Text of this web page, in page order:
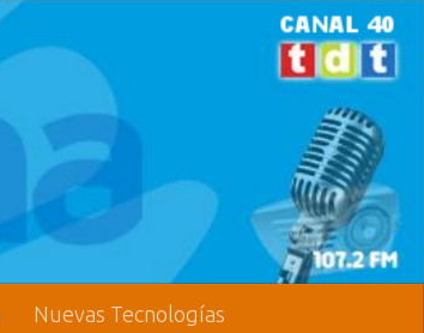
Nuevas Tecnologías